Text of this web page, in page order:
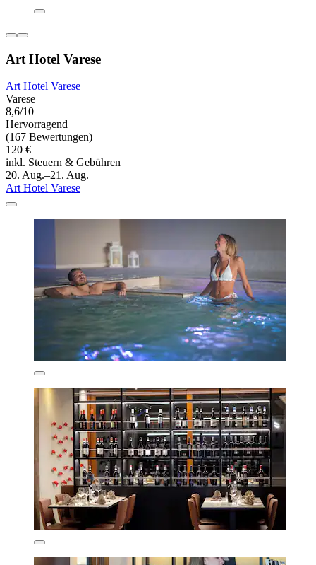
Art Hotel Varese
Art Hotel Varese
Varese
8,6/10
Hervorragend
(167 Bewertungen)
120 €
inkl. Steuern & Gebühren
20. Aug.–21. Aug.
Art Hotel Varese